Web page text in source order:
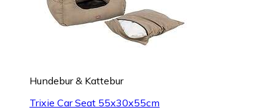
Hundebur & Kattebur
Trixie Car Seat 55x30x55cm